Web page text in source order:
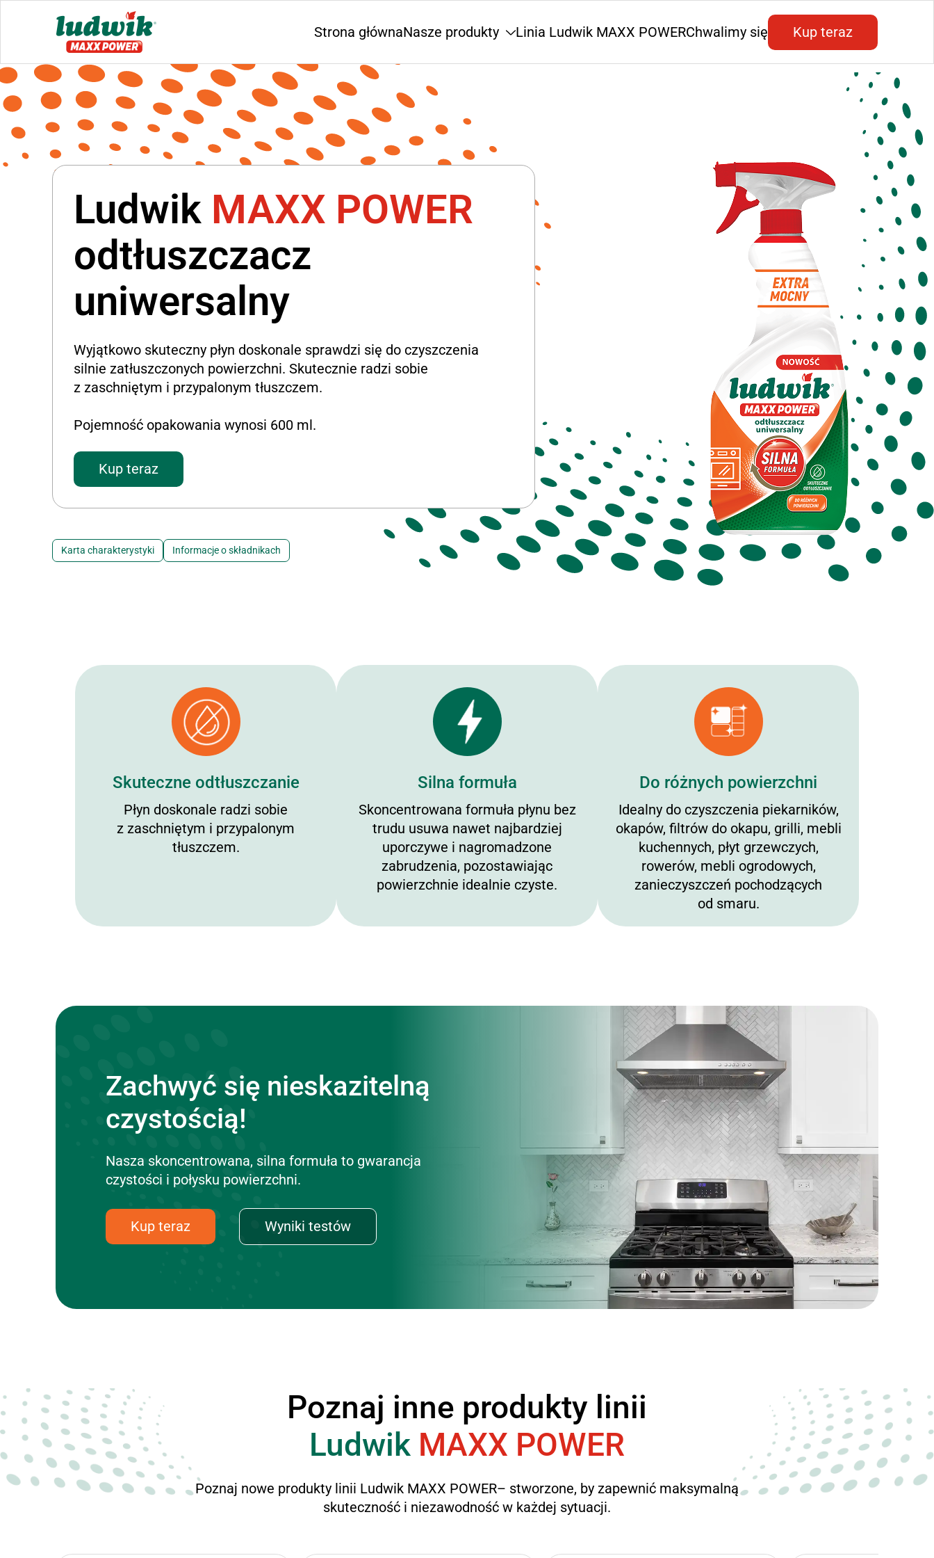
Strona głównaNasze produkty Linia Ludwik MAXX POWERChwalimy się Kup teraz
Ludwik MAXX POWER
odtłuszczacz
uniwersalny
Wyjątkowo skuteczny płyn doskonale sprawdzi się do czyszczenia
silnie zatłuszczonych powierzchni. Skutecznie radzi sobie
z zaschniętym i przypalonym tłuszczem.
Pojemność opakowania wynosi 600 ml.
Kup teraz
Karta charakterystyki Informacje o składnikach
Skuteczne odtłuszczanie
Płyn doskonale radzi sobie
z zaschniętym i przypalonym
tłuszczem.
Silna formuła
Skoncentrowana formuła płynu bez
trudu usuwa nawet najbardziej
uporczywe i nagromadzone
zabrudzenia, pozostawiając
powierzchnie idealnie czyste.
Do różnych powierzchni
Idealny do czyszczenia piekarników,
okapów, filtrów do okapu, grilli, mebli
kuchennych, płyt grzewczych,
rowerów, mebli ogrodowych,
zanieczyszczeń pochodzących
od smaru.
Zachwyć się nieskazitelną
czystością!
Nasza skoncentrowana, silna formuła to gwarancja
czystości i połysku powierzchni.
Kup teraz Wyniki testów
Poznaj inne produkty linii
Ludwik MAXX POWER
Poznaj nowe produkty linii Ludwik MAXX POWER– stworzone, by zapewnić maksymalną
skuteczność i niezawodność w każdej sytuacji.